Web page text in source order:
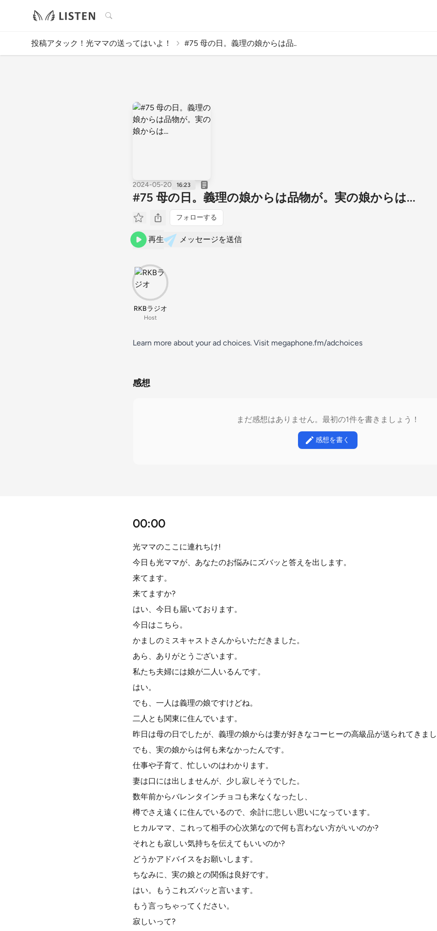
検索
投稿アタック！光ママの送ってはいよ！ #75 母の日。義理の娘からは品..
2024-05-20 16:23
#75 母の日。義理の娘からは品物が。実の娘からは...
フォローする
再生 メッセージを送信
RKBラジオ
Host
Learn more about your ad choices. Visit megaphone.fm/adchoices
感想
まだ感想はありません。最初の1件を書きましょう！
感想を書く
00:00
光ママのここに連れちけ!
今日も光ママが、あなたのお悩みにズバッと答えを出します。
来てます。
来てますか?
はい、今日も届いております。
今日はこちら。
かましのミスキャストさんからいただきました。
あら、ありがとうございます。
私たち夫婦には娘が二人いるんです。
はい。
でも、一人は義理の娘ですけどね。
二人とも関東に住んでいます。
昨日は母の日でしたが、義理の娘からは妻が好きなコーヒーの高級品が送られてきま
でも、実の娘からは何も来なかったんです。
仕事や子育て、忙しいのはわかります。
妻は口には出しませんが、少し寂しそうでした。
数年前からバレンタインチョコも来なくなったし、
樽でさえ遠くに住んでいるので、余計に悲しい思いになっています。
ヒカルママ、これって相手の心次第なので何も言わない方がいいのか?
それとも寂しい気持ちを伝えてもいいのか?
どうかアドバイスをお願いします。
ちなみに、実の娘との関係は良好です。
はい。もうこれズバッと言います。
もう言っちゃってください。
寂しいって?